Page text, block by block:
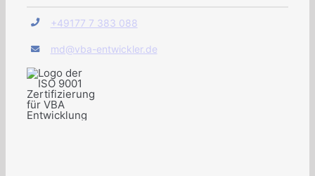
+49177 7 383 088
md@vba-entwickler.de